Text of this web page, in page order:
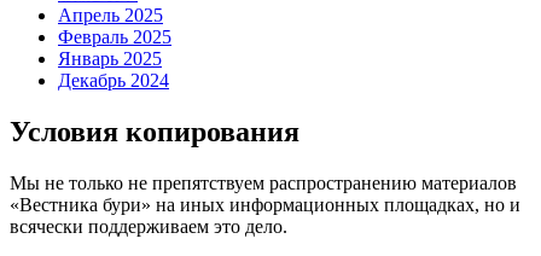
Апрель 2025
Февраль 2025
Январь 2025
Декабрь 2024
Условия копирования
Мы не только не препятствуем распространению материалов
«Вестника бури» на иных информационных площадках, но и
всячески поддерживаем это дело.